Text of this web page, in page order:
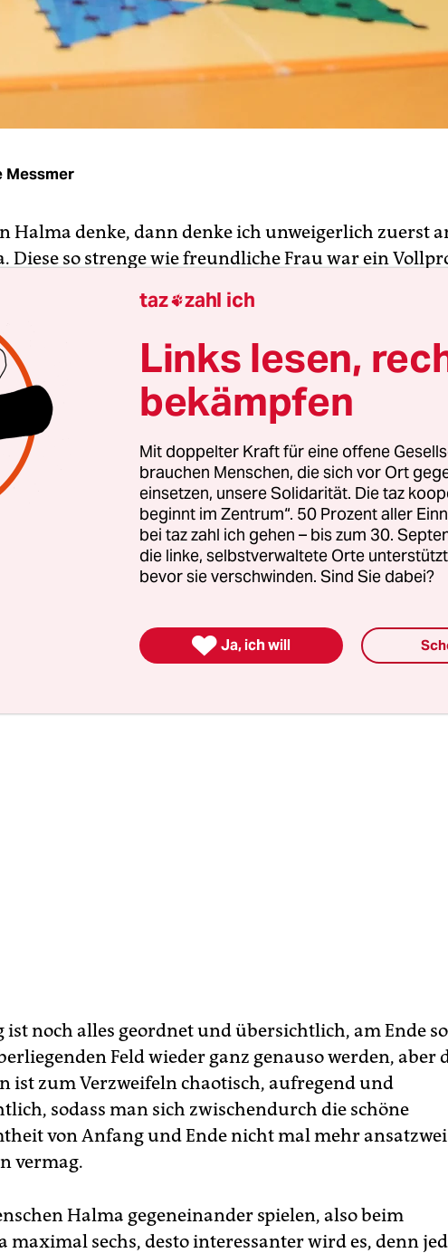
Messmer
Halma denke, dann denke ich unweigerlich zuerst
Diese so strenge wie freundliche Frau war ein
bestechen musste, damit wir ihr ein unwürdiges
boten. Niemand hatte eine Chance gegen sie, wenn sie
kurz die Lage checkte und dann zu einem
der in affenartiger Geschwindigkeit ellenlange
beinhalten konnte. Vielleicht gab es da eine geheime
zwischen ihrer Strickfähigkeit und diesem Spiel.
nach ihrem Tod habe ich bemerkt,
unterschätzt wird, dass es mehr ist als dieses
Brettspiel, das übrigens 1883 von einem
wurde und im Englischen unter dem Namen
ist wie das Leben selbst, eine unglaubliche O-Bein-
noch alles geordnet und übersichtlich, am Ende
Feld wieder ganz genauso werden, aber
ist zum Verzweifeln chaotisch, aufregend und
sodass man sich zwischendurch die schöne
von Anfang und Ende nicht mal mehr
vermag.
Halma gegeneinander spielen, also beim
maximal sechs, desto interessanter wird es, denn
taz zahl ich
Links lesen,
bekämpfen
Mit doppelter Kraft für eine offene
brauchen Menschen, die sich vor Ort
einsetzen, unsere Solidarität. Die taz
beginnt im Zentrum“. 50 Prozent aller
bei taz zahl ich gehen – bis zum 30.
die linke, selbstverwaltete Orte
bevor sie verschwinden. Sind Sie dabei?
 Ja, ich will